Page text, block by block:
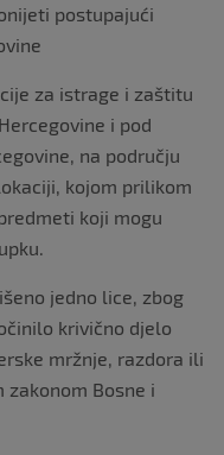
postupajući
za istrage i zaštitu
i pod
na području
kojom prilikom
koji mogu
jedno lice, zbog
krivično djelo
mržnje, razdora ili
zakonom Bosne i